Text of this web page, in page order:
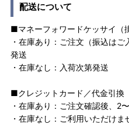
配送について
■マネーフォワードケッサイ（
・在庫あり：ご注文（振込は
発送
・在庫なし：入荷次第発送
■クレジットカード／代金引換
・在庫あり：ご注文確認後、2
・在庫なし：ご利用いただけま